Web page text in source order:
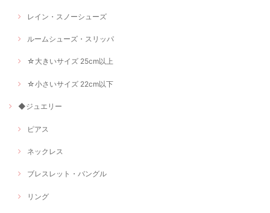
レイン・スノーシューズ
ルームシューズ・スリッパ
☆大きいサイズ 25cm以上
☆小さいサイズ 22cm以下
◆ジュエリー
ピアス
ネックレス
ブレスレット・バングル
リング